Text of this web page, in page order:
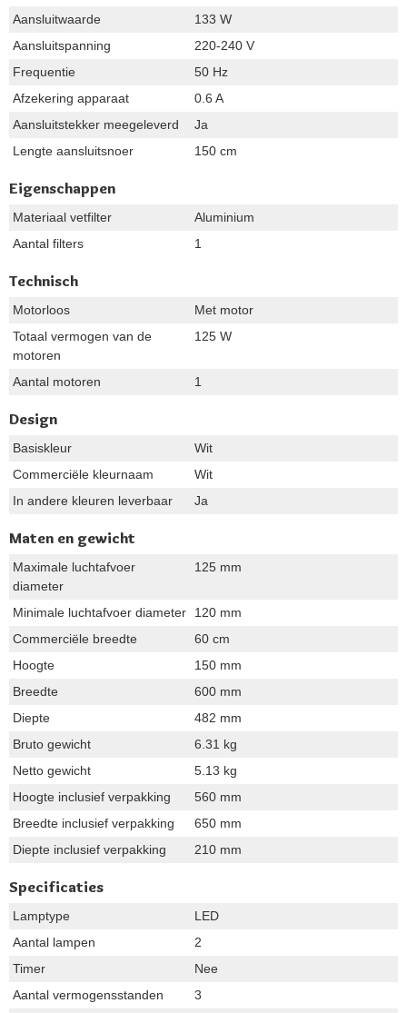
Aansluitwaarde
133 W
Aansluitspanning
220-240 V
Frequentie
50 Hz
Afzekering apparaat
0.6 A
Aansluitstekker meegeleverd
Ja
Lengte aansluitsnoer
150 cm
Eigenschappen
Materiaal vetfilter
Aluminium
Aantal filters
1
Technisch
Motorloos
Met motor
Totaal vermogen van de
motoren
125 W
Aantal motoren 1
Design
Basiskleur
Wit
Commerciële kleurnaam
Wit
In andere kleuren leverbaar
Ja
Maten en gewicht
Maximale luchtafvoer
diameter
125 mm
Minimale luchtafvoer diameter
120 mm
Commerciële breedte
60 cm
Hoogte
150 mm
Breedte
600 mm
Diepte
482 mm
Bruto gewicht
6.31 kg
Netto gewicht
5.13 kg
Hoogte inclusief verpakking
560 mm
Breedte inclusief verpakking
650 mm
Diepte inclusief verpakking
210 mm
Specificaties
Lamptype
LED
Aantal lampen
2
Timer
Nee
Aantal vermogensstanden
3